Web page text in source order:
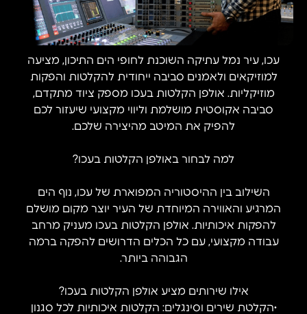
עכו, עיר נמל עתיקה השוכנת לחופי הים התיכון, מציעה
למוזיקאים ולאמנים סביבה ייחודית להקלטות והפקות
מוזיקליות. אולפן הקלטות בעכו מספק ציוד מתקדם,
סביבה אקוסטית מושלמת וליווי מקצועי שיעזור לכם
להפיק את המיטב מהיצירה שלכם.
למה לבחור באולפן הקלטות בעכו?
השילוב בין ההיסטוריה המפוארת של עכו, נוף הים
המרגיע והאווירה המיוחדת של העיר יוצר מקום מושלם
להפקות איכותיות. אולפן הקלטות בעכו מעניק מרחב
עבודה מקצועי, עם כל הכלים הדרושים להפקה ברמה
הגבוהה ביותר.
אילו שירותים מציע אולפן הקלטות בעכו?
•הקלטת שירים וסינגלים: הקלטות איכותיות לכל סגנון